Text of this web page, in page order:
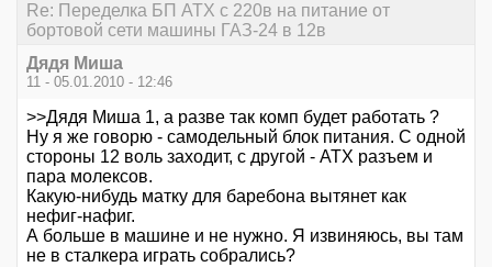
Re: Переделка БП ATX с 220в на питание от
бортовой сети машины ГАЗ-24 в 12в
Дядя Миша
11 - 05.01.2010 - 12:46
>>Дядя Миша 1, а разве так комп будет работать ?
Ну я же говорю - самодельный блок питания. С одной
стороны 12 воль заходит, с другой - ATX разъем и
пара молексов.
Какую-нибудь матку для баребона вытянет как
нефиг-нафиг.
А больше в машине и не нужно. Я извиняюсь, вы там
не в сталкера играть собрались?